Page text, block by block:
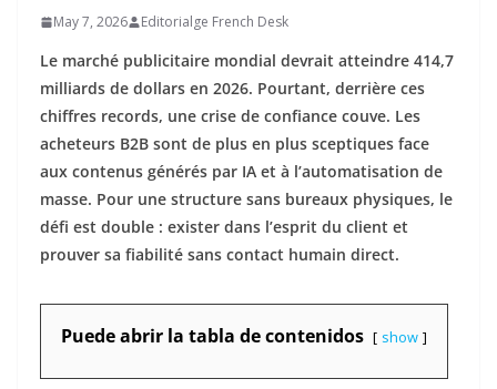
May 7, 2026 Editorialge French Desk
Le marché publicitaire mondial devrait atteindre 414,7
milliards de dollars en 2026. Pourtant, derrière ces
chiffres records, une crise de confiance couve. Les
acheteurs B2B sont de plus en plus sceptiques face
aux contenus générés par IA et à l’automatisation de
masse. Pour une structure sans bureaux physiques, le
défi est double : exister dans l’esprit du client et
prouver sa fiabilité sans contact humain direct.
Puede abrir la tabla de contenidos show